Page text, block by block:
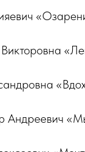
Андреевич